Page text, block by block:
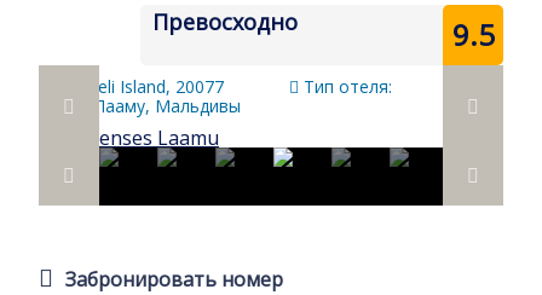
Превосходно 9.5
Olhuveli Island, 20077
Атолл Лааму, Мальдивы
Тип отеля:
Забронировать номер